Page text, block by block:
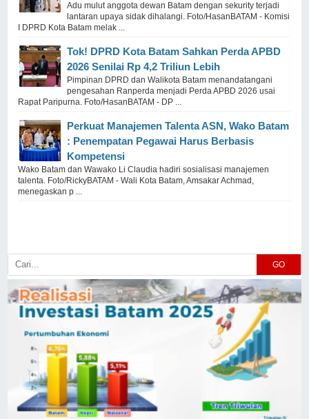
Adu mulut anggota dewan Batam dengan sekurity terjadi
lantaran upaya sidak dihalangi. Foto/HasanBATAM - Komisi
I DPRD Kota Batam melak ...
Tok! DPRD Kota Batam Sahkan Perda APBD
2026 Senilai Rp 4,2 Triliun Lebih
Pimpinan DPRD dan Walikota Batam menandatangani
pengesahan Ranperda menjadi Perda APBD 2026 usai
Rapat Paripurna. Foto/HasanBATAM - DP ...
Perkuat Manajemen Talenta ASN, Wako Batam
: Penempatan Pegawai Harus Berbasis
Kompetensi
Wako Batam dan Wawako Li Claudia hadiri sosialisasi manajemen
talenta. Foto/RickyBATAM - Wali Kota Batam, Amsakar Achmad,
menegaskan p ...
GO